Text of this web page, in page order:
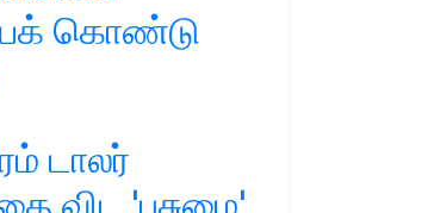
கொண்டு
டாலர்